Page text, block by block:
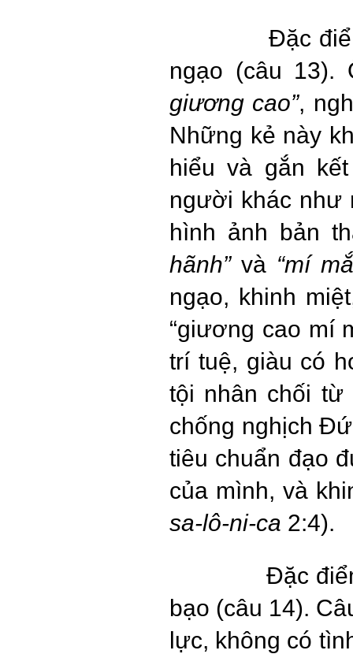
Đặc
ngạo (câu 13).
giương cao”,
Những kẻ này
hiểu và gắn
người khác như
hình ảnh bản
hãnh”và “mí
ngạo, khinh
“giương cao mí
trí tuệ, giàu có
tội nhân chối từ
chống nghịch
tiêu chuẩn đạo
của mình, và
sa-lô-ni-ca 2:4).
Đặc
bạo (câu 14).
lực, không có